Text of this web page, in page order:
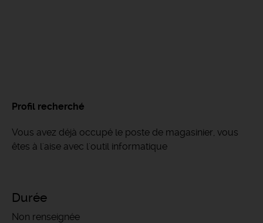
Profil recherché
Vous avez déjà occupé le poste de magasinier, vous
êtes à l'aise avec l'outil informatique
Durée
Non renseignée